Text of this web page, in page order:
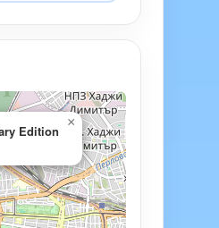
Edition
×